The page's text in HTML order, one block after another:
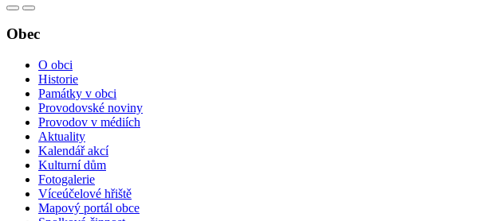
Obec
O obci
Historie
Památky v obci
Provodovské noviny
Provodov v médiích
Aktuality
Kalendář akcí
Kulturní dům
Fotogalerie
Víceúčelové hřiště
Mapový portál obce